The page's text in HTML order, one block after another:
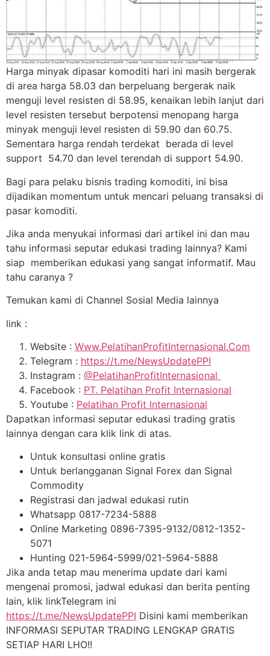
Harga minyak dipasar komoditi hari ini masih bergerak
di area harga 58.03 dan berpeluang bergerak naik
menguji level resisten di 58.95, kenaikan lebih lanjut dari
level resisten tersebut berpotensi menopang harga
minyak menguji level resisten di 59.90 dan 60.75.
Sementara harga rendah terdekat berada di level
support 54.70 dan level terendah di support 54.90.
Bagi para pelaku bisnis trading komoditi, ini bisa
dijadikan momentum untuk mencari peluang transaksi di
pasar komoditi.
Jika anda menyukai informasi dari artikel ini dan mau
tahu informasi seputar edukasi trading lainnya? Kami
siap memberikan edukasi yang sangat informatif. Mau
tahu caranya ?
Temukan kami di Channel Sosial Media lainnya
link :
Website : Www.PelatihanProfitInternasional.Com
Telegram : https://t.me/NewsUpdatePPI
Instagram : @PelatihanProfitInternasional
Facebook : PT. Pelatihan Profit Internasional
Youtube : Pelatihan Profit Internasional
Dapatkan informasi seputar edukasi trading gratis
lainnya dengan cara klik link di atas.
Untuk konsultasi online gratis
Untuk berlangganan Signal Forex dan Signal
Commodity
Registrasi dan jadwal edukasi rutin
Whatsapp 0817-7234-5888
Online Marketing 0896-7395-9132/0812-1352-
5071
Hunting 021-5964-5999/021-5964-5888
Jika anda tetap mau menerima update dari kami
mengenai promosi, jadwal edukasi dan berita penting
lain, klik linkTelegram ini
https://t.me/NewsUpdatePPI Disini kami memberikan
INFORMASI SEPUTAR TRADING LENGKAP GRATIS
SETIAP HARI LHO!!